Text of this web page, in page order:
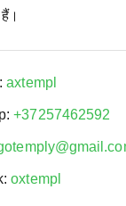
axtempl
+37257462592
oxtempl